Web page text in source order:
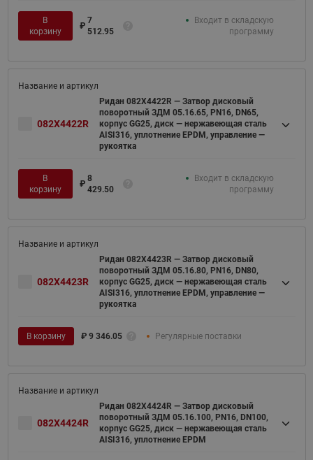
В
корзину
₽
7
512.95
Входит в складскую
программу
082X4422R
Ридан 082X4422R — Затвор дисковый
поворотный ЗДМ 05.16.65, PN16, DN65,
корпус GG25, диск — нержавеющая сталь
AISI316, уплотнение EPDM, управление —
рукоятка
В
корзину
₽
8
429.50
Входит в складскую
программу
082X4423R
Ридан 082X4423R — Затвор дисковый
поворотный ЗДМ 05.16.80, PN16, DN80,
корпус GG25, диск — нержавеющая сталь
AISI316, уплотнение EPDM, управление —
рукоятка
В корзину ₽ 9 346.05 Регулярные поставки
082X4424R
Ридан 082X4424R — Затвор дисковый
поворотный ЗДМ 05.16.100, PN16, DN100,
корпус GG25, диск — нержавеющая сталь
AISI316, уплотнение EPDM